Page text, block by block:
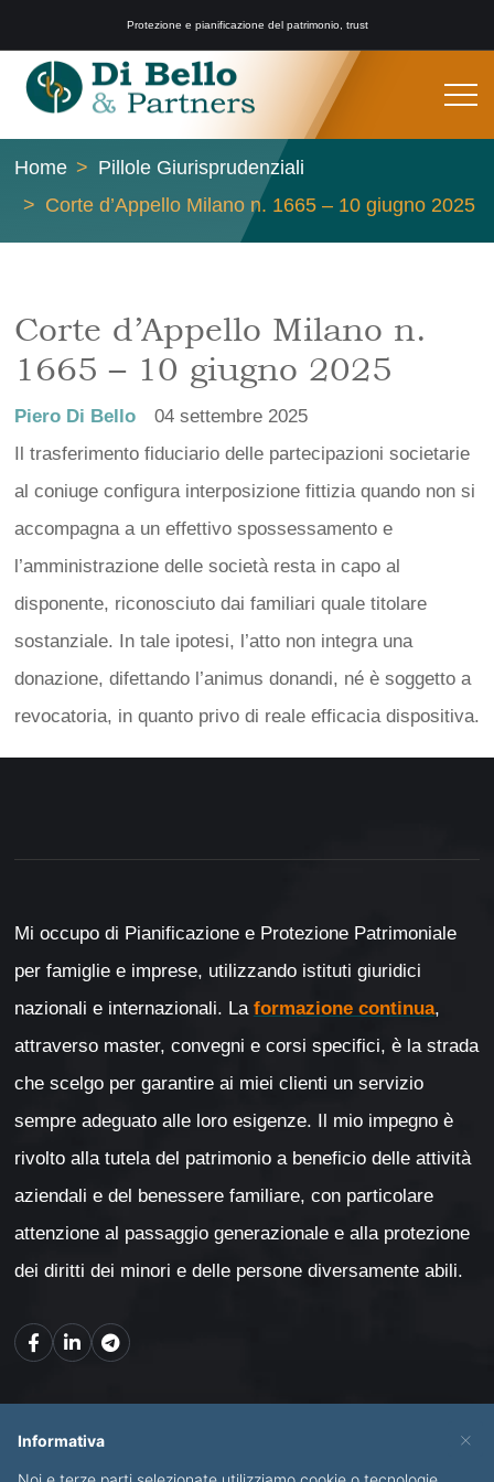
Protezione e pianificazione del patrimonio, trust
Home
Pillole Giurisprudenziali
Corte d’Appello Milano n. 1665 – 10 giugno 2025
Corte d’Appello Milano n.
1665 – 10 giugno 2025
Piero Di Bello
04 settembre 2025
Il trasferimento fiduciario delle partecipazioni societarie
al coniuge configura interposizione fittizia quando non si
accompagna a un effettivo spossessamento e
l’amministrazione delle società resta in capo al
disponente, riconosciuto dai familiari quale titolare
sostanziale. In tale ipotesi, l’atto non integra una
donazione, difettando l’animus donandi, né è soggetto a
revocatoria, in quanto privo di reale efficacia dispositiva.
Mi occupo di Pianificazione e Protezione Patrimoniale
per famiglie e imprese, utilizzando istituti giuridici
nazionali e internazionali. La formazione continua,
attraverso master, convegni e corsi specifici, è la strada
che scelgo per garantire ai miei clienti un servizio
sempre adeguato alle loro esigenze. Il mio impegno è
rivolto alla tutela del patrimonio a beneficio delle attività
aziendali e del benessere familiare, con particolare
attenzione al passaggio generazionale e alla protezione
dei diritti dei minori e delle persone diversamente abili.
×
Informativa